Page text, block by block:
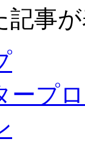
記事
ープ